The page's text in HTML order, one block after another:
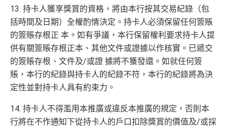
13. 持卡人獲享獎賞的資格，將由本行按其交易紀錄（包
括時間及日期）全權酌情決定。持卡人必須保留任何簽賬
的簽賬存根正 本。如有爭議，本行保留權利要求持卡人提
供有關簽賬存根正本、其他文件或證據以作核實。已遞交
的簽賬存根、文件及/或證 據將不獲發還。如就任何簽
賬，本行的紀錄與持卡人的紀錄不符，本行的紀錄將為決
定性並對持卡人具有約束力。
14. 持卡人不得濫用本推廣或違反本推廣的規定，否則本
行將在不作通知下從持卡人的戶口扣除獎賞的價值及/或採